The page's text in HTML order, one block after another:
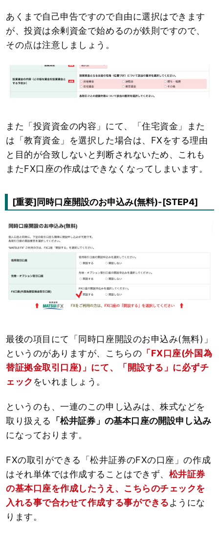
あくまで自己申告ですので自由に選択はできます
が、投資は余剰資金で始めるのが鉄則ですので、
その点は注意しましょう。
また「投資資金の内容」にて、「住宅資金」また
は「教育資金」を選択した場合は、FXをする理由
と目的が合致しないと判断されないため、これも
またFX口座の作成はできなくなってしまいます。
[重要]同時口座開設のお申込み(無料)-[STEP4]
最後の項目にて「同時口座開設のお申込み(無料)」
というのがありますが、こちらの 「FX口座(外国為
替証拠金取引口座)」にて、「開設する」に必ずチ
ェック をいれましょう。
というのも、一連のこの申し込みは、株式などを
取り扱える 「松井証券」の基本口座の開設申し込み
になっております。
FXの取引ができる「松井証券のFXの口座」の作成
はそれ単体では作成することはできず、 松井証券
の基本口座を作成したうえ、こちらのチェックを
入れる事で合わせて作成する事ができるようにな
ります。